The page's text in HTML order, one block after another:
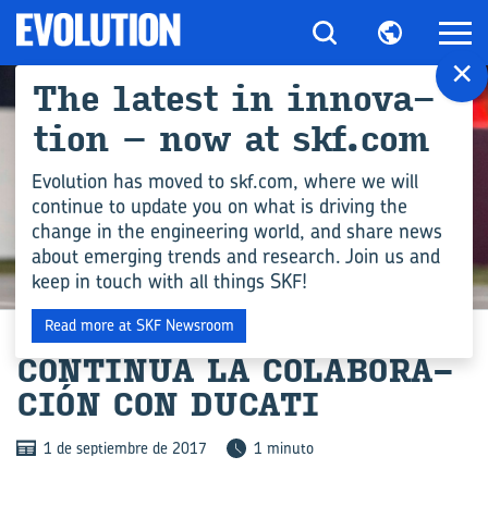
INDUSTRIA
CON­TI­NÚA LA CO­LA­BO­RA­
CIÓN CON DU­CA­TI
1 de septiembre de 2017 1 minuto
×
The la­test in in­no­va­
tion – now at skf.com
Evolution has moved to skf.com, where we will
continue to update you on what is driving the
change in the engineering world, and share news
about emerging trends and research. Join us and
keep in touch with all things SKF!
Read more at SKF Newsroom